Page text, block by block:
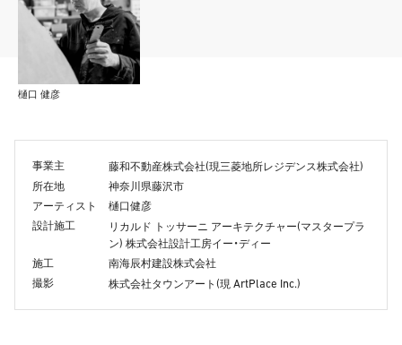
樋口 健彦
事業主 藤和不動産株式会社(現三菱地所レジデンス株式会社)
所在地
神奈川県藤沢市
アーティスト
樋口健彦
設計施工
リカルド トッサーニ アーキテクチャー(マスタープラ
ン) 株式会社設計工房イー・ディー
施工
南海辰村建設株式会社
撮影
株式会社タウンアート (現 ArtPlace Inc.)